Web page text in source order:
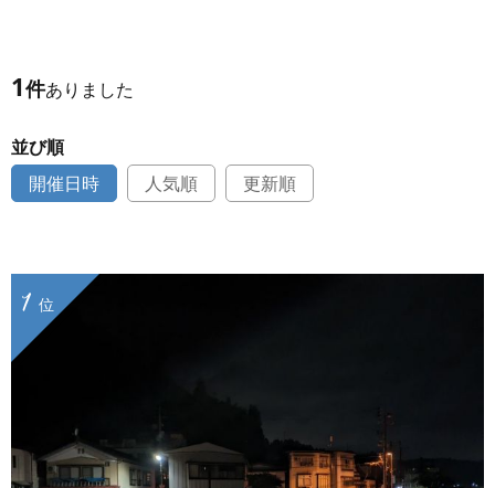
1件ありました
並び順
開催日時
人気順 更新順
位
1